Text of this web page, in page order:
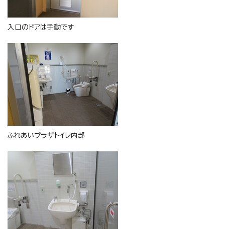
入口のドアは手動です
ふれあいプラザトイレ内部